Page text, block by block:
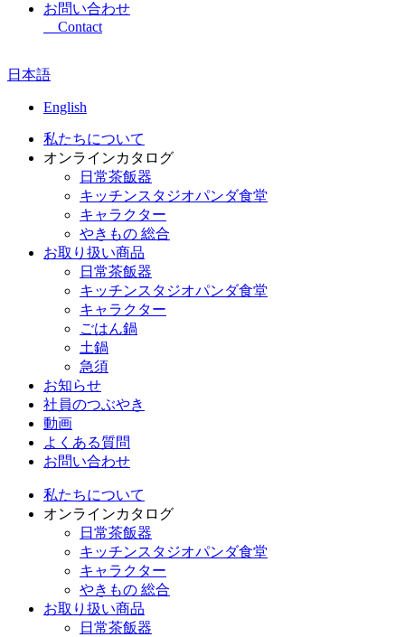
お問い合わせ
Contact
日本語
English
私たちについて
オンラインカタログ
日常茶飯器
キッチンスタジオパンダ食堂
キャラクター
やきもの 総合
お取り扱い商品
日常茶飯器
キッチンスタジオパンダ食堂
キャラクター
ごはん鍋
土鍋
急須
お知らせ
社員のつぶやき
動画
よくある質問
お問い合わせ
私たちについて
オンラインカタログ
日常茶飯器
キッチンスタジオパンダ食堂
キャラクター
やきもの 総合
お取り扱い商品
日常茶飯器